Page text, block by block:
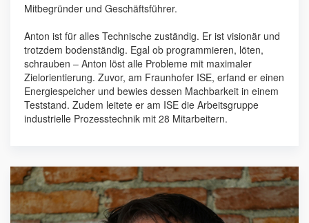
Mitbegründer und Geschäftsführer.
Anton ist für alles Technische zuständig. Er ist visionär und
trotzdem bodenständig. Egal ob programmieren, löten,
schrauben – Anton löst alle Probleme mit maximaler
Zielorientierung. Zuvor, am Fraunhofer ISE, erfand er einen
Energiespeicher und bewies dessen Machbarkeit in einem
Teststand. Zudem leitete er am ISE die Arbeitsgruppe
industrielle Prozesstechnik mit 28 Mitarbeitern.